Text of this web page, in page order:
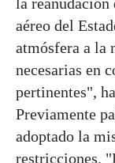
aéreo del
atmósfera a la
necesarias en
pertinentes",
Previamente
adoptado la
restricciones.